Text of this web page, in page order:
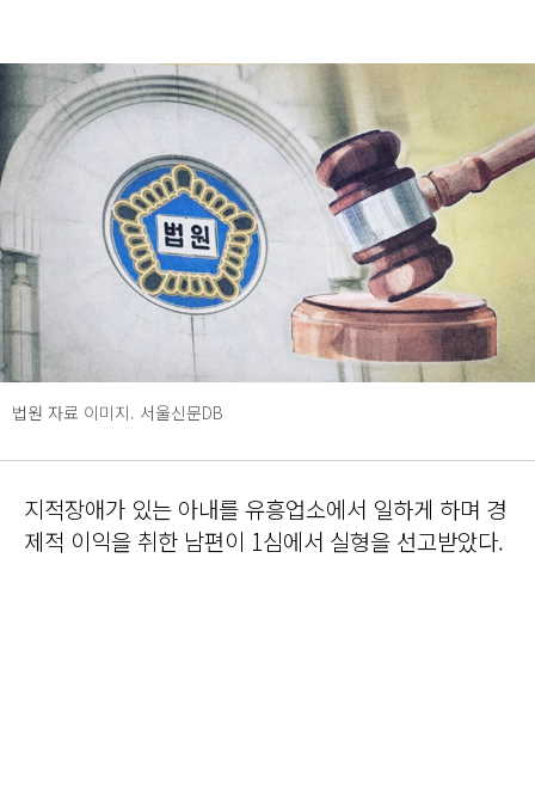
법원 자료 이미지. 서울신문DB
지적장애가 있는 아내를 유흥업소에서 일하게 하며 경
제적 이익을 취한 남편이 1심에서 실형을 선고받았다.